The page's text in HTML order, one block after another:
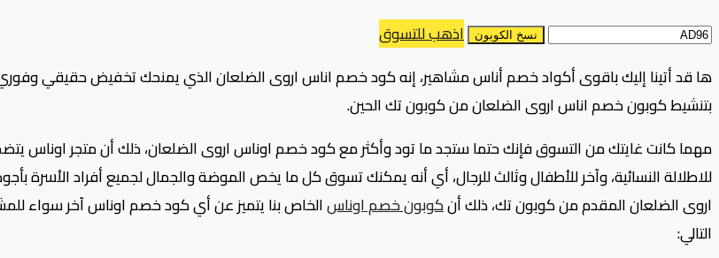
نسخ الكوبون
اذهب للتسوق
ها قد أتينا إليك باقوى أكواد خصم أناس مشاهير، إنه كود خصم اناس اروى الضلعان الذي يمنحك تخفيض حقيقي
بتنشيط كوبون خصم اناس اروى الضلعان من كوبون تك الحين.
مهما كانت غايتك من التسوق فإنك حتما ستجد ما تود وأكثر مع كود خصم اوناس اروى الضلعان، ذلك أن متجر اوناس
للاطلالة النسائية، وآخر للأطفال وثالث للرجال، أي أنه يمكنك تسوق كل ما يخص الموضة والجمال لجميع أفراد
اروى الضلعان المقدم من كوبون تك، ذلك أنكوبون خصم اوناسالخاص بنا يتميز عن أي كود خصم اوناس آخر سواء
التالي: